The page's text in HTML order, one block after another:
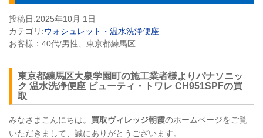
投稿日:2025年10月 1日
カテゴリ:ウォシュレット・温水洗浄便座
お客様： 40代/男性、東京都練馬区
東京都練馬区大泉学園町の施工業者様よりパナソニッ
ク 温水洗浄便座 ビューティ・トワレ CH951SPFの買
取
みなさまこんにちは。 買取ヴィレッジ朝霞のホームページをご覧
いただきまして、誠にありがとうございます。